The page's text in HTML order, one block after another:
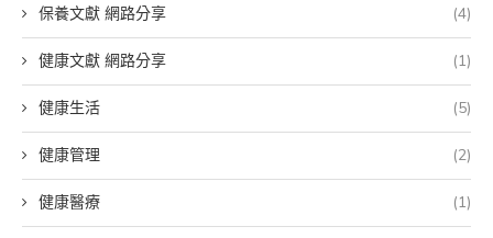
保養文獻 網路分享 (4)
健康文獻 網路分享 (1)
健康生活 (5)
健康管理 (2)
健康醫療 (1)